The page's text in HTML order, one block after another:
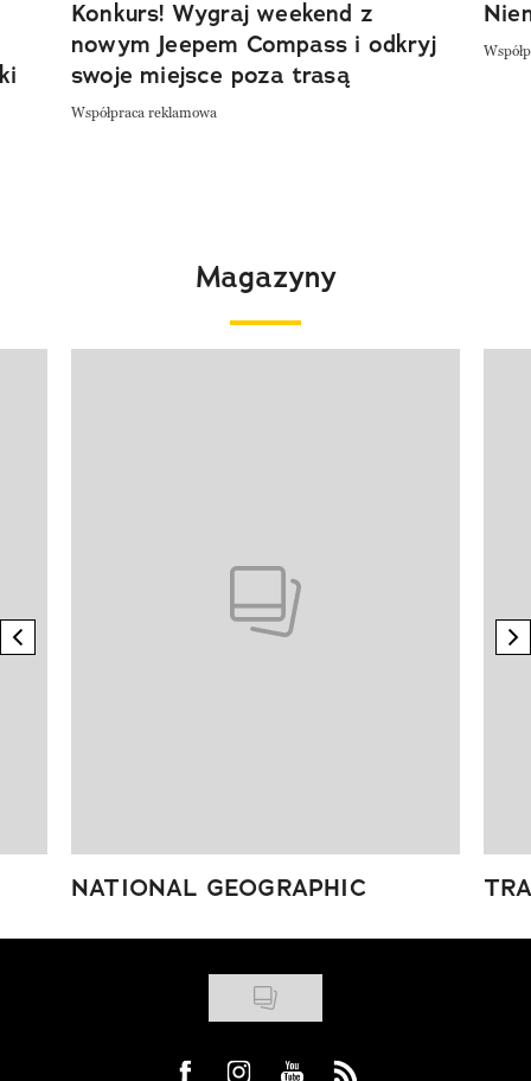
Konkurs! Wygraj weekend z
nowym Jeepem Compass i odkryj
swoje miejsce poza trasą
Współpraca reklamowa
Magazyny
previous element
NATIONAL GEOGRAPHIC
Visit us on Facebook
Visit us on Instagram
Visit us on Youtube
Visit us on Rss